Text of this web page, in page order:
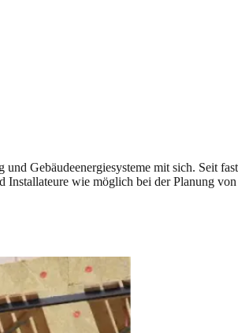
Gebäudeenergiesysteme mit sich. Seit fast
Installateure wie möglich bei der Planung von